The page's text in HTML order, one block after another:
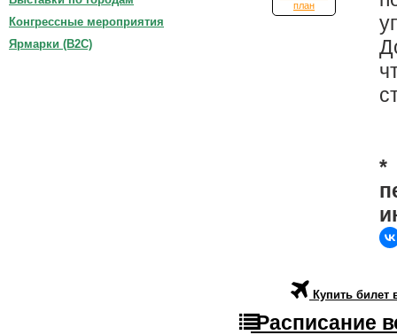
план
*
Купить билет
Расписание
Конгрессные мероприятия
Ярмарки (B2C)